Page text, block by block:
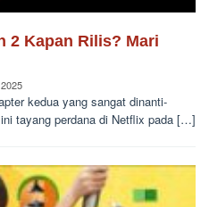
2 Kapan Rilis? Mari
kedua yang sangat dinanti-
tayang perdana di Netflix pada […]